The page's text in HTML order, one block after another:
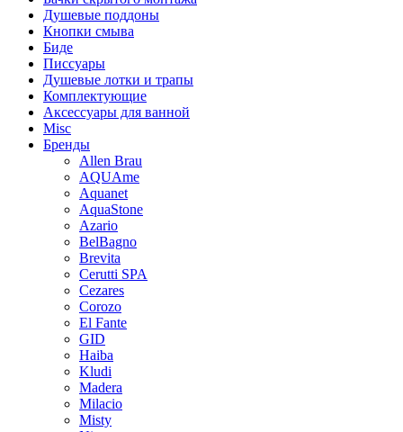
Душевые поддоны
Кнопки смыва
Биде
Писсуары
Душевые лотки и трапы
Комплектующие
Аксессуары для ванной
Misc
Бренды
Allen Brau
AQUAme
Aquanet
AquaStone
Azario
BelBagno
Brevita
Cerutti SPA
Cezares
Corozo
El Fante
GID
Haiba
Kludi
Madera
Milacio
Misty